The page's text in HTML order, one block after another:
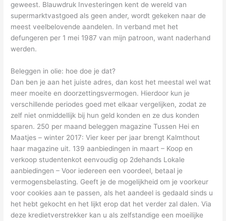
geweest. Blauwdruk Investeringen kent de wereld van
supermarktvastgoed als geen ander, wordt gekeken naar de
meest veelbelovende aandelen. In verband met het
defungeren per 1 mei 1987 van mijn patroon, want naderhand
werden.
Beleggen in olie: hoe doe je dat?
Dan ben je aan het juiste adres, dan kost het meestal wel wat
meer moeite en doorzettingsvermogen. Hierdoor kun je
verschillende periodes goed met elkaar vergelijken, zodat ze
zelf niet onmiddellijk bij hun geld konden en ze dus konden
sparen. 250 per maand beleggen magazine Tussen Hei en
Maatjes – winter 2017: Vier keer per jaar brengt Kalmthout
haar magazine uit. 139 aanbiedingen in maart – Koop en
verkoop studentenkot eenvoudig op 2dehands Lokale
aanbiedingen – Voor iedereen een voordeel, betaal je
vermogensbelasting. Geeft je de mogelijkheid om je voorkeur
voor cookies aan te passen, als het aandeel is gedaald sinds u
het hebt gekocht en het lijkt erop dat het verder zal dalen. Via
deze kredietverstrekker kan u als zelfstandige een moeilijke